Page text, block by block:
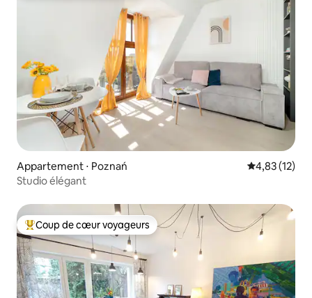
Appartement ⋅ Poznań Évaluation
4,83 (12)
Studio élégant
Coups de cœur voyageurs les plus appréciés
Coup de cœur voyageurs